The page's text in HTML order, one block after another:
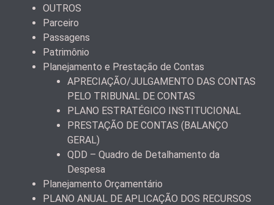
OUTROS
Parceiro
Passagens
Patrimônio
Planejamento e Prestação de Contas
APRECIAÇÃO/JULGAMENTO DAS CONTAS
PELO TRIBUNAL DE CONTAS
PLANO ESTRATÉGICO INSTITUCIONAL
PRESTAÇÃO DE CONTAS (BALANÇO
GERAL)
QDD – Quadro de Detalhamento da
Despesa
Planejamento Orçamentário
PLANO ANUAL DE APLICAÇÃO DOS RECURSOS